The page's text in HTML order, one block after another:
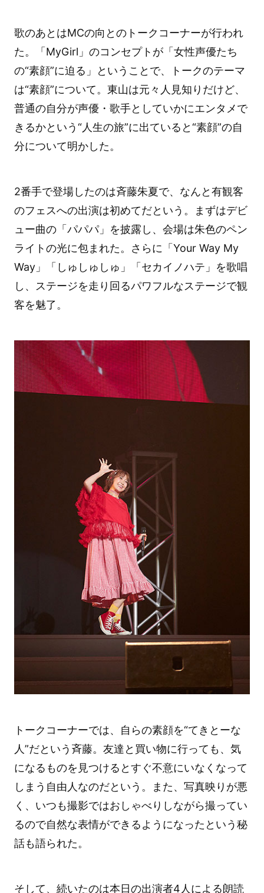
歌のあとはMCの向とのトークコーナーが行われ
た。「MyGirl」のコンセプトが「女性声優たち
の“素顔”に迫る」ということで、トークのテーマ
は“素顔”について。東山は元々人見知りだけど、
普通の自分が声優・歌手としていかにエンタメで
きるかという“人生の旅”に出ていると“素顔”の自
分について明かした。
2番手で登場したのは斉藤朱夏で、なんと有観客
のフェスへの出演は初めてだという。まずはデビ
ュー曲の「パパパ」を披露し、会場は朱色のペン
ライトの光に包まれた。さらに「Your Way My
Way」「しゅしゅしゅ」「セカイノハテ」を歌唱
し、ステージを走り回るパワフルなステージで観
客を魅了。
トークコーナーでは、自らの素顔を“てきとーな
人”だという斉藤。友達と買い物に行っても、気
になるものを見つけるとすぐ不意にいなくなって
しまう自由人なのだという。また、写真映りが悪
く、いつも撮影ではおしゃべりしながら撮ってい
るので自然な表情ができるようになったという秘
話も語られた。
そして、続いたのは本日の出演者4人による朗読